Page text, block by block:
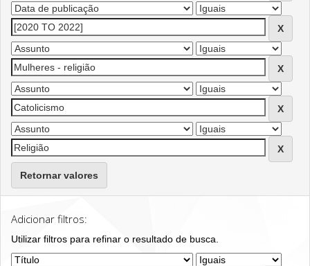
Retornar valores
Adicionar filtros:
Utilizar filtros para refinar o resultado de busca.